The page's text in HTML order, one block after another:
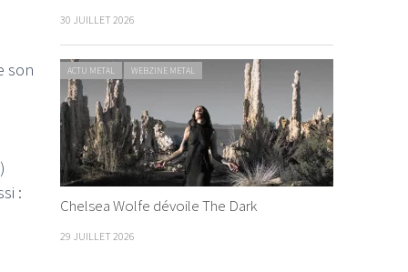
son
:
30 JUILLET 2026
ACTU METAL WEBZINE METAL
Chelsea Wolfe dévoile The Dark
29 JUILLET 2026